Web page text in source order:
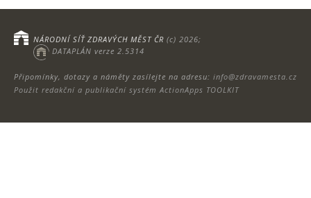
Připomínky, dotazy a náměty zasílejte na adresu: info@zdravamesta.cz
Použit redakční a publikační systém ActionApps TOOLKIT
NÁRODNÍ SÍŤ ZDRAVÝCH MĚST ČR (c) 2026;
DATAPLÁN verze 2.5314